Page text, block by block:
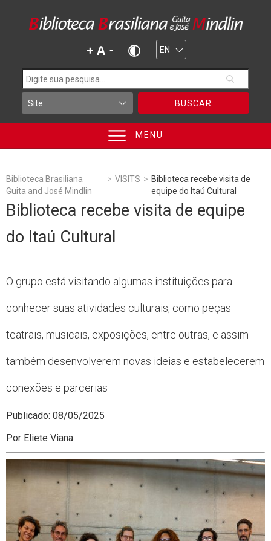
BUSCAR
MENU
Biblioteca Brasiliana
Guita and José Mindlin
> VISITS > Biblioteca recebe visita de
equipe do Itaú Cultural
Biblioteca recebe visita de equipe
do Itaú Cultural
O grupo está visitando algumas instituições para
conhecer suas atividades culturais, como peças
teatrais, musicais, exposições, entre outras, e assim
também desenvolverem novas ideias e estabelecerem
conexões e parcerias
Publicado: 08/05/2025
Por Eliete Viana